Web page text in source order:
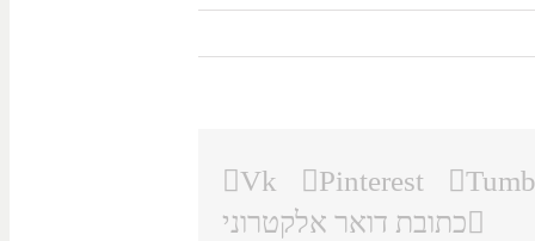
Pinterest
Vk
כתובת דואר אלקטרוני